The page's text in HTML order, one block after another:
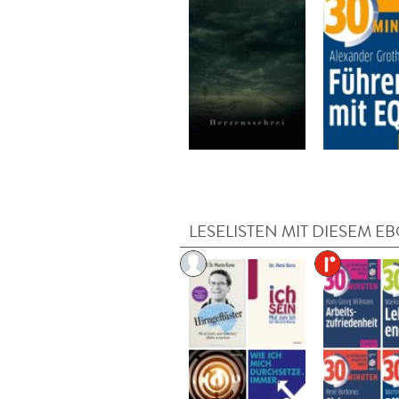
LESELISTEN MIT DIESEM